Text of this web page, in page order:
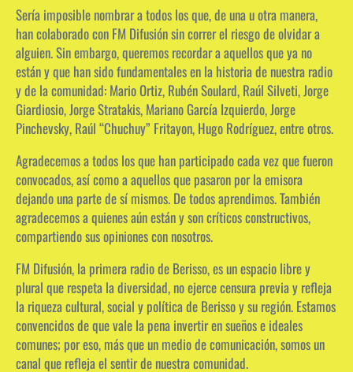
Sería imposible nombrar a todos los que, de una u otra manera,
han colaborado con FM Difusión sin correr el riesgo de olvidar a
alguien. Sin embargo, queremos recordar a aquellos que ya no
están y que han sido fundamentales en la historia de nuestra radio
y de la comunidad: Mario Ortiz, Rubén Soulard, Raúl Silveti, Jorge
Giardiosio, Jorge Stratakis, Mariano García Izquierdo, Jorge
Pinchevsky, Raúl “Chuchuy” Fritayon, Hugo Rodríguez, entre otros.
Agradecemos a todos los que han participado cada vez que fueron
convocados, así como a aquellos que pasaron por la emisora
dejando una parte de sí mismos. De todos aprendimos. También
agradecemos a quienes aún están y son críticos constructivos,
compartiendo sus opiniones con nosotros.
FM Difusión, la primera radio de Berisso, es un espacio libre y
plural que respeta la diversidad, no ejerce censura previa y refleja
la riqueza cultural, social y política de Berisso y su región. Estamos
convencidos de que vale la pena invertir en sueños e ideales
comunes; por eso, más que un medio de comunicación, somos un
canal que refleja el sentir de nuestra comunidad.